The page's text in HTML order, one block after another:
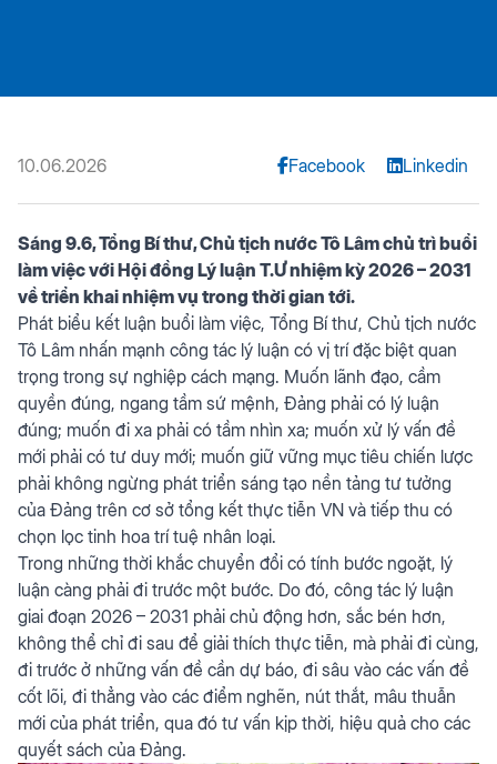
10.06.2026 Facebook Linkedin
Sáng 9.6, Tổng Bí thư, Chủ tịch nước Tô Lâm chủ trì buổi
làm việc với Hội đồng Lý luận T.Ư nhiệm kỳ 2026 – 2031
về triển khai nhiệm vụ trong thời gian tới.
Phát biểu kết luận buổi làm việc, Tổng Bí thư, Chủ tịch nước
Tô Lâm nhấn mạnh công tác lý luận có vị trí đặc biệt quan
trọng trong sự nghiệp cách mạng. Muốn lãnh đạo, cầm
quyền đúng, ngang tầm sứ mệnh, Đảng phải có lý luận
đúng; muốn đi xa phải có tầm nhìn xa; muốn xử lý vấn đề
mới phải có tư duy mới; muốn giữ vững mục tiêu chiến lược
phải không ngừng phát triển sáng tạo nền tảng tư tưởng
của Đảng trên cơ sở tổng kết thực tiễn VN và tiếp thu có
chọn lọc tinh hoa trí tuệ nhân loại.
Trong những thời khắc chuyển đổi có tính bước ngoặt, lý
luận càng phải đi trước một bước. Do đó, công tác lý luận
giai đoạn 2026 – 2031 phải chủ động hơn, sắc bén hơn,
không thể chỉ đi sau để giải thích thực tiễn, mà phải đi cùng,
đi trước ở những vấn đề cần dự báo, đi sâu vào các vấn đề
cốt lõi, đi thẳng vào các điểm nghẽn, nút thắt, mâu thuẫn
mới của phát triển, qua đó tư vấn kịp thời, hiệu quả cho các
quyết sách của Đảng.